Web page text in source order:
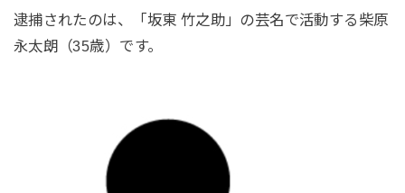
逮捕されたのは、「坂東 竹之助」の芸名で活動する柴原
永太朗（35歳）です。